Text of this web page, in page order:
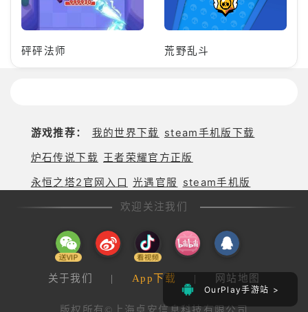
OurPlay手游站 >
砰砰法师 荒野乱斗
游戏推荐： 我的世界下载 steam手机版下载
炉石传说下载 王者荣耀官方正版
永恒之塔2官网入口 光遇官服
steam手机版
欢迎关注我们
关于我们 | App下载 | 网站地图